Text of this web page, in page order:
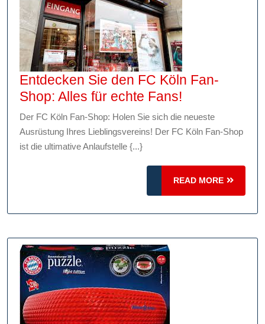
Entdecken Sie den FC Köln Fan-
Shop: Alles für echte Fans!
Sie
den
Köln
Fan-
Shop:
Alles
Der FC Köln Fan-Shop: Holen Sie sich die neueste
Ausrüstung Ihres Lieblingsvereins! Der FC Köln Fan-Shop
ist die ultimative Anlaufstelle {...}
READ MORE
READ
MORE